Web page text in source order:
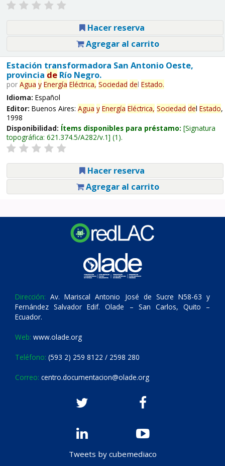
Hacer reserva
Agregar al carrito
Estación transformadora San Antonio Oeste,
provincia deRío Negro.
por Agua y Energía Eléctrica, Sociedad del Estado.
Idioma: Español
Editor: Buenos Aires: Agua y Energía Eléctrica, Sociedad del Estado,
1998
Disponibilidad: Ítems disponibles para préstamo: Signatura
topográfica: 621.374.5/A282/v.1 (1).
Hacer reserva
Agregar al carrito
Dirección: Av. Mariscal Antonio José de Sucre N58-63 y
Fernández Salvador Edif. Olade – San Carlos, Quito –
Ecuador.
Web: www.olade.org
Teléfono: (593 2) 259 8122 / 2598 280
Correo: centro.documentacion@olade.org
Tweets by cubemediaco